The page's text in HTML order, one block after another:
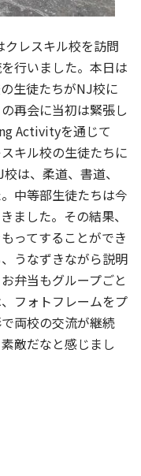
レスキル校を訪問
行いました。本日は
生徒たちがNJ校に
再会に当初は緊張し
Activityを通じて
キル校の生徒たちに
は、柔道、書道、
中等部生徒たちは今
ました。その結果、
ってすることができ
うなずきながら説明
弁当もグループごと
フォトフレームをプ
両校の交流が継続
敵だなと感じまし